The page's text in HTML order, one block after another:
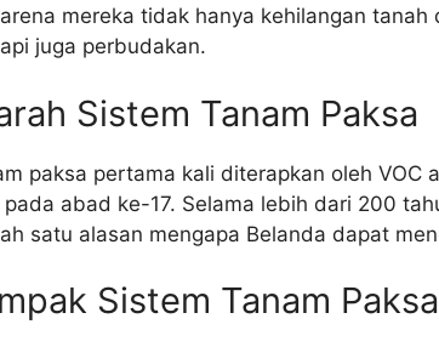
mereka tidak hanya kehilangan
juga perbudakan.
Sistem Tanam Paksa
paksa pertama kali diterapkan oleh VOC
pada abad ke-17. Selama lebih dari 200
satu alasan mengapa Belanda dapat
Sistem Tanam Paksa